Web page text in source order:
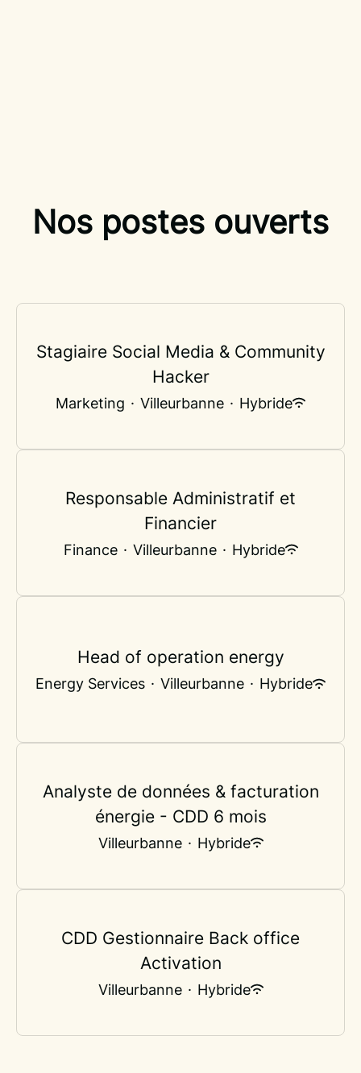
Nos postes ouverts
Stagiaire Social Media & Community
Hacker
Marketing · Villeurbanne · Hybride
Responsable Administratif et
Financier
Finance · Villeurbanne · Hybride
Head of operation energy
Energy Services · Villeurbanne · Hybride
Analyste de données & facturation
énergie - CDD 6 mois
Villeurbanne · Hybride
CDD Gestionnaire Back office
Activation
Villeurbanne · Hybride